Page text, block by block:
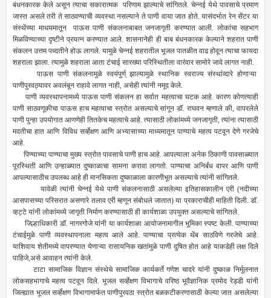
बंधनकारक केले असून त्याचा सकारात्मक परिणाम झाल्याचे सांगितले. चेन्नई येथे पावसाचे प्रमाण
जास्त असले तरी ते साठवण्याची व्यवस्था नसल्याने ते पाणी वाया जात होते. यासंदर्भात रेन सेंटर या
संस्थेंच्या माधयमातून पाऊस पाणी संकलनाबाबत जनजागृती करण्यात आली. लोकांचा सहभाग
मिळविण्याच्या दृष्टीने प्रयत्न करण्यात आले. शासनानेही ही बाब बंधनकारक केल्याने शहरात पाणी
संकलन उत्तम पध्दतीने होऊ लागले. यामुळे चेन्नई शहरातील भूजल पातळीत वाढ होवून त्याचा फायदा
शहराला झाला. त्यामुळे शहराला आता टंचाई सारख्या परिस्थितीला वारंवार सामोरे जावे लागत नाही.
पाऊस पाणी संकलनामुळे स्वयंपुर्ण् झाल्यामुळे स्थानिक स्वराज्य संस्थांव्दारे होणाऱ्या
पाणीपुरवठ्यावर अवलंबून राहावे लागत नाही, असेही त्यांनी नमूद केले.
पाणी व्यवस्थापनामध्ये पाऊस पाणी संकलन हा सर्वात महत्वाचा घटक आहे. कारण कोणत्याही
पाणी साठवणूकीचा पाऊस हाच महत्वाचा स्त्रोत असल्याचे सांगून डॉ. राघवन म्हणाले की, वापरलेले
पाणी पुन्हा उपयोगात आणणेही तितकेच महत्वाचे आहे. त्यासाठी लोकांमध्ये जनजागृती, त्यांना त्यासाठी
मदतीचा हात आणि विविध सर्व्हेक्षण आणि अभ्यासाच्या माध्यमातून पाण्याचे महत्व पटवून देणे गरजेचे
आहे.
पिण्याच्या पाण्याचा मुख्य स्त्रोत पावसाचे पाणी हाच आहे. आपल्याला अनेक ठिकाणी पावसाळ्यात
पूरस्थिती आणि उन्हाळ्यात दुष्काळाचा सामना करावा लागतो. पाण्याचा अनिर्बंध वापर आणि पाणी
आपल्यासाठीच उपलब्ध आहे ही मानसिकता दुष्काळाला कारणीभूत असल्याचे त्यांनी सांगितले.
यावेळी त्यांनी चेन्नई येथे पाणी संकलनासाठी असलेल्या इतिहासकालीन एरी (नदीच्या
आसपासच्या परिसरात असणारे तलाव एरी म्हणून संबोधले जातात) या प्रकाराचीही माहिती दिली. डॉ.
व्हट्टे यांनी लोकांमध्ये जागृती निर्माण करण्यासाठी ही कार्यशाळा उपयुक्त असल्याचे सांगितले.
जिल्हाधिकारी डॉ. नागरगोजे यांनी या कार्यशाळा आयोजनामागील भूमिका स्पष्ट केली. पाण्याच्या
टंचाईमुळे पाणी व्यवस्थापनाला महत्व आले आहे. पाण्याचा प्रत्येक थेंब साठविणे गरजेचे आहे.
याशिवाय शेतीमध्ये वापरण्यात येणाऱ्या रासायनिक खतांमुळे पाणी दुषित होत आहे याकडेही लक्ष दिले
पाहिजे,असे आवाहन त्यांनी केले.
टाटा सामाजिक विज्ञान संस्थेचे सामाजिक कार्यकर्ते गणेश चादरे यांनी दुष्काळ निर्मूलनात
लोकसहभागाचे महत्व पटवून दिले. भूजल सर्व्हेक्षण विभागाचे वरिष्ठ भूवैज्ञानिक प्रमोद रेड्डी यांनी
जिल्ह्यात भूजल सर्व्हेक्षण विभागामार्फत पाणीपुरवठा स्त्रोत बळकटीकरणासाठी केल्या जात असलेल्या